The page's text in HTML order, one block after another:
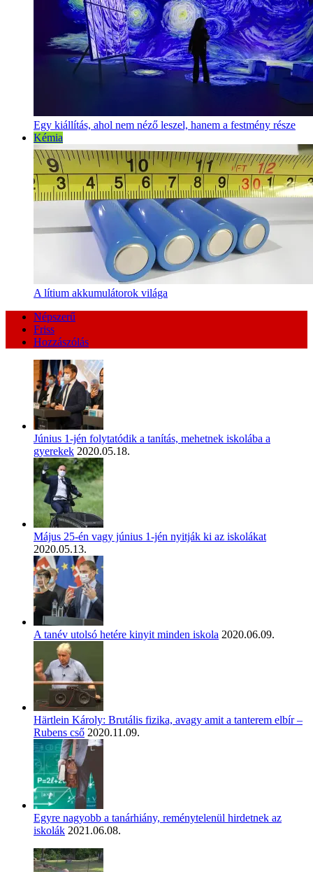
Egy kiállítás, ahol nem néző leszel, hanem a festmény része
Kémia
A lítium akkumulátorok világa
Népszerű
Friss
Hozzászólás
Június 1-jén folytatódik a tanítás, mehetnek iskolába a
gyerekek 2020.05.18.
Május 25-én vagy június 1-jén nyitják ki az iskolákat
2020.05.13.
A tanév utolsó hetére kinyit minden iskola 2020.06.09.
Härtlein Károly: Brutális fizika, avagy amit a tanterem elbír –
Rubens cső 2020.11.09.
Egyre nagyobb a tanárhiány, reménytelenül hirdetnek az
iskolák 2021.06.08.